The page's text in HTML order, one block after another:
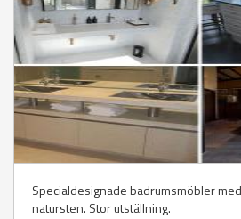
Specialdesignade badrumsmöbler
natursten. Stor utställning.